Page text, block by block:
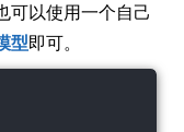
可以使用一个自己
型即可。